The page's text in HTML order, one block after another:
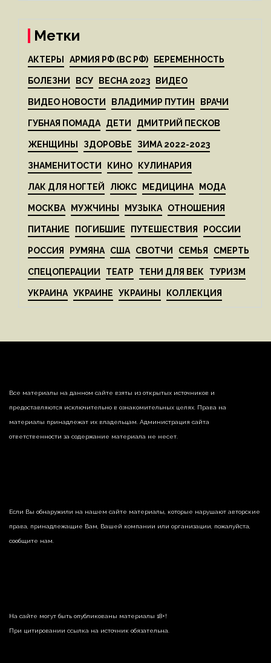
Метки
АКТЕРЫ АРМИЯ РФ (ВС РФ) БЕРЕМЕННОСТЬ
БОЛЕЗНИ ВСУ ВЕСНА 2023 ВИДЕО
ВИДЕО НОВОСТИ ВЛАДИМИР ПУТИН ВРАЧИ
ГУБНАЯ ПОМАДА ДЕТИ ДМИТРИЙ ПЕСКОВ
ЖЕНЩИНЫ ЗДОРОВЬЕ ЗИМА 2022-2023
ЗНАМЕНИТОСТИ КИНО КУЛИНАРИЯ
ЛАК ДЛЯ НОГТЕЙ ЛЮКС МЕДИЦИНА МОДА
МОСКВА МУЖЧИНЫ МУЗЫКА ОТНОШЕНИЯ
ПИТАНИЕ ПОГИБШИЕ ПУТЕШЕСТВИЯ РОССИИ
РОССИЯ РУМЯНА США СВОТЧИ СЕМЬЯ СМЕРТЬ
СПЕЦОПЕРАЦИИ ТЕАТР ТЕНИ ДЛЯ ВЕК ТУРИЗМ
УКРАИНА УКРАИНЕ УКРАИНЫ КОЛЛЕКЦИЯ
Все материалы на данном сайте взяты из открытых источников и
предоставляются исключительно в ознакомительных целях. Права на
материалы принадлежат их владельцам. Администрация сайта
ответственности за содержание материала не несет.
Если Вы обнаружили на нашем сайте материалы, которые нарушают авторские
права, принадлежащие Вам, Вашей компании или организации, пожалуйста,
сообщите нам.
На сайте могут быть опубликованы материалы 18+!
При цитировании ссылка на источник обязательна.